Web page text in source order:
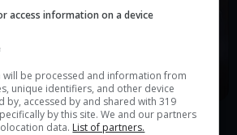
a ciò che fate
access information on a device
will be processed and information from
unique identifiers, and other device
by, accessed by and shared with 319
by this site. We and our partners
data. List of partners.